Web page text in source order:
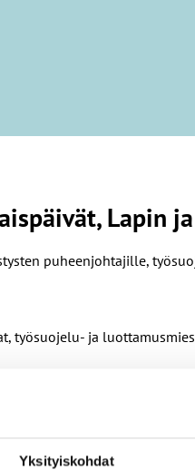
Yksityiskohdat
Lapin
puheenjohtajille,
työsuojelu- ja